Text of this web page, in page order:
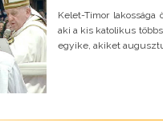
Kelet-Timor lakossága
aki a kis katolikus
egyike, akiket